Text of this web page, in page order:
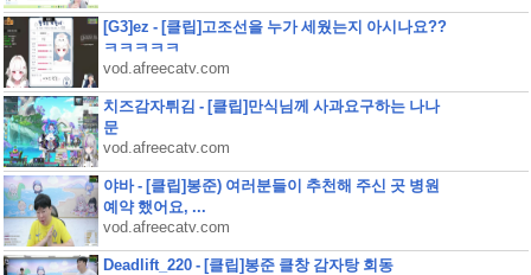
[G3]ez - [클립]고조선을 누가 세웠는지 아시나요??
ㅋㅋㅋㅋㅋ
vod.afreecatv.com
치즈감자튀김 - [클립]만식님께 사과요구하는 나나
문
vod.afreecatv.com
야바 - [클립]봉준) 여러분들이 추천해 주신 곳 병원
예약 했어요, ...
vod.afreecatv.com
Deadlift_220 - [클립]봉준 클창 감자탕 회동